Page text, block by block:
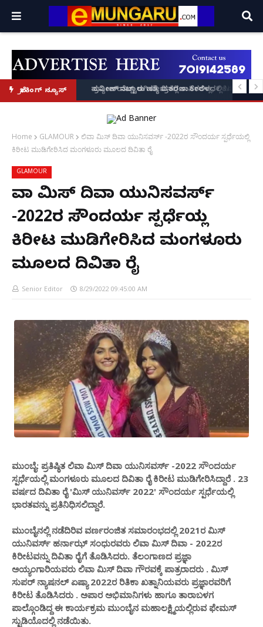
ಬ್ರೇಕಿಂಗ್ ನ್ಯೂಸ್
ವಿನಯ್' ಅರ್ಜಿ!
₹1 ಕೋಟಿ ಸಾಲ ತೀರಿಸಲು 'ಸಿ-ಗ್ರೇಡ್' ಸಿನಿಮಾಗಳಲ್ಲಿ ನಟಿಸಿದ್ದೆ: ನಟಿ ಸುಸ್ಮಿತಾ
ಪ್ರವೀಣ್ ನೆಟ್ಟಾರು ಹತ್ಯೆ ಪ್ರಕರಣ: ಕೇರಳದಲ್ಲಿ NIA
Home GLAMOUR
ಲಿವಾ ಮಿಸ್ ದಿವಾ ಯುನಿಸವರ್ಸ್ -2022ರ ಸೌಂದರ್ಯ ಸ್ಪರ್ಧೆಯಲ್ಲಿ
ಕಿರೀಟ ಮುಡಿಗೇರಿಸಿದ ಮಂಗಳೂರು ಮೂಲದ ದಿವಿತಾ ರೈ
GLAMOUR
ಲಿವಾ ಮಿಸ್ ದಿವಾ ಯುನಿಸವರ್ಸ್
-2022ರ ಸೌಂದರ್ಯ ಸ್ಪರ್ಧೆಯಲ್ಲಿ
ಕಿರೀಟ ಮುಡಿಗೇರಿಸಿದ ಮಂಗಳೂರು
ಮೂಲದ ದಿವಿತಾ ರೈ
Senior Editor 8/29/2022 09:45:00 AM
ಮುಂಬೈ: ಪ್ರತಿಷ್ಠಿತ ಲಿವಾ ಮಿಸ್ ದಿವಾ ಯುನಿಸವರ್ಸ್ -2022 ಸೌಂದರ್ಯ
ಸ್ಪರ್ಧೆಯಲ್ಲಿ ಮಂಗಳೂರು ಮೂಲದ ದಿವಿತಾ ರೈ ಕಿರೀಟ ಮುಡಿಗೇರಿಸಿದ್ದಾರೆ . 23
ವರ್ಷದ ದಿವಿತಾ ರೈ 'ಮಿಸ್ ಯುನಿವರ್ಸ್ 2022' ಸೌಂದರ್ಯ ಸ್ಪರ್ಧೆಯಲ್ಲಿ
ಭಾರತವನ್ನು ಪ್ರತಿನಿಧಿಸಲಿದ್ದಾರೆ.
ಮುಂಬೈನಲ್ಲಿ ನಡೆದಿರಿವ ವರ್ಣರಂಜಿತ ಸಮಾರಂಭದಲ್ಲಿ 2021ರ ಮಿಸ್
ಯುನಿವರ್ಸ್ ಹರ್ನಾಝ್ ಸಂಧುರವರು ಲಿವಾ ಮಿಸ್ ದಿವಾ - 2022ರ
ಕಿರೀಟವನ್ನು ದಿವಿತಾ ರೈಗೆ ತೊಡಿಸಿದರು. ತೆಲಂಗಾಣದ ಪ್ರಜ್ಞಾ
ಅಯ್ಯಂಗಾರಿಯವರು ಲಿವಾ ಮಿಸ್ ದಿವಾ ಗೌರವಕ್ಕೆ ಪಾತ್ರರಾದರು . ಮಿಸ್
ಸುಪರ್ ನ್ಯಾಷನಲ್ ಏಷ್ಯಾ 2022ರ ರಿತಿಕಾ ಖತ್ನಾನಿಯವರು ಪ್ರಜ್ಞಾರವರಿಗೆ
ಕಿರೀಟ ತೊಡಿಸಿದರು . ಅಪಾರ ಅಭಿಮಾನಿಗಳು ಹಾಗೂ ತಾರಾಬಳಗ
ಪಾಲ್ಗೊಂಡಿದ್ದ ಈ ಕಾರ್ಯಕ್ರಮ ಮುಂಬೈನ ಮಹಾಲಕ್ಷ್ಮಿಯಲ್ಲಿರುವ ಫೇಮಸ್
ಸ್ಟುಡಿಯೊದಲ್ಲಿ ನಡೆಯಿತು.